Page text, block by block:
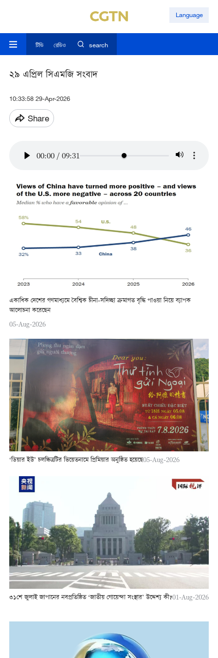
Language
টিভি রেডিও search
২৯ এপ্রিল সিএমজি সংবাদ
10:33:58 29-Apr-2026
Share
00:00 / 09:31
একাধিক দেশের গণমাধ্যমে বৈশ্বিক চীনা-সদিচ্ছা ক্রমাগত বৃদ্ধি পাওয়া নিয়ে ব্যাপক
আলোচনা করেছেন
05-Aug-2026
‘ডিয়ার ইউ’ চলচ্চিত্রটির ভিয়েতনামে প্রিমিয়ার অনুষ্ঠিত হয়েছে05-Aug-2026
৩১শে জুলাই জাপানের নবপ্রতিষ্ঠিত ‘জাতীয় গোয়েন্দা সংস্থার’ উদ্দেশ্য কী?01-Aug-2026